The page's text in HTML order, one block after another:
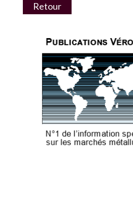
Retour